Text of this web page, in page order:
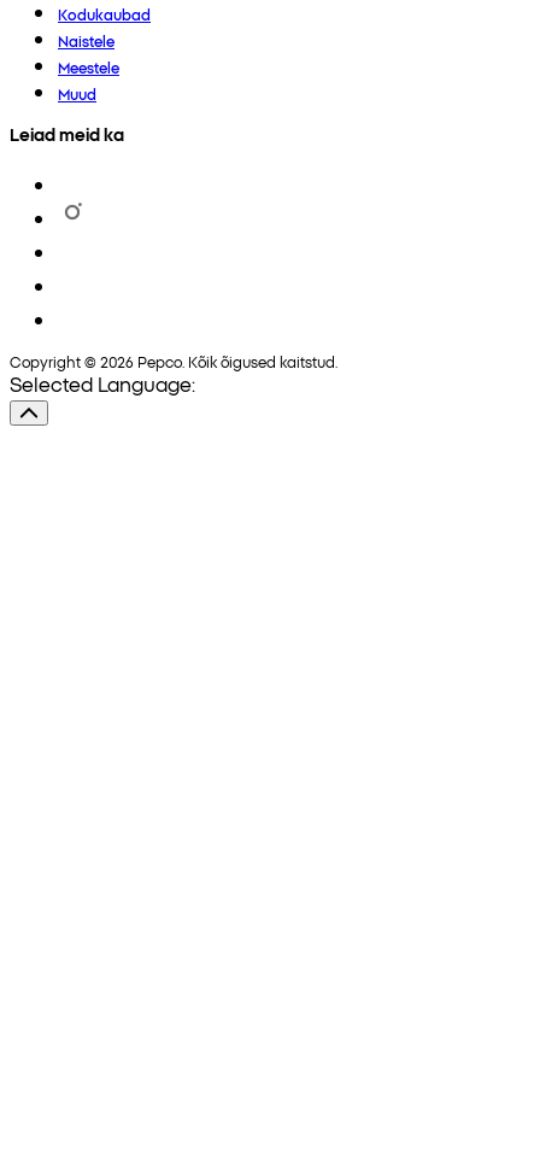
Kodukaubad
Naistele
Meestele
Muud
Leiad meid ka
Copyright © 2026 Pepco. Kõik õigused kaitstud.
Selected Language: